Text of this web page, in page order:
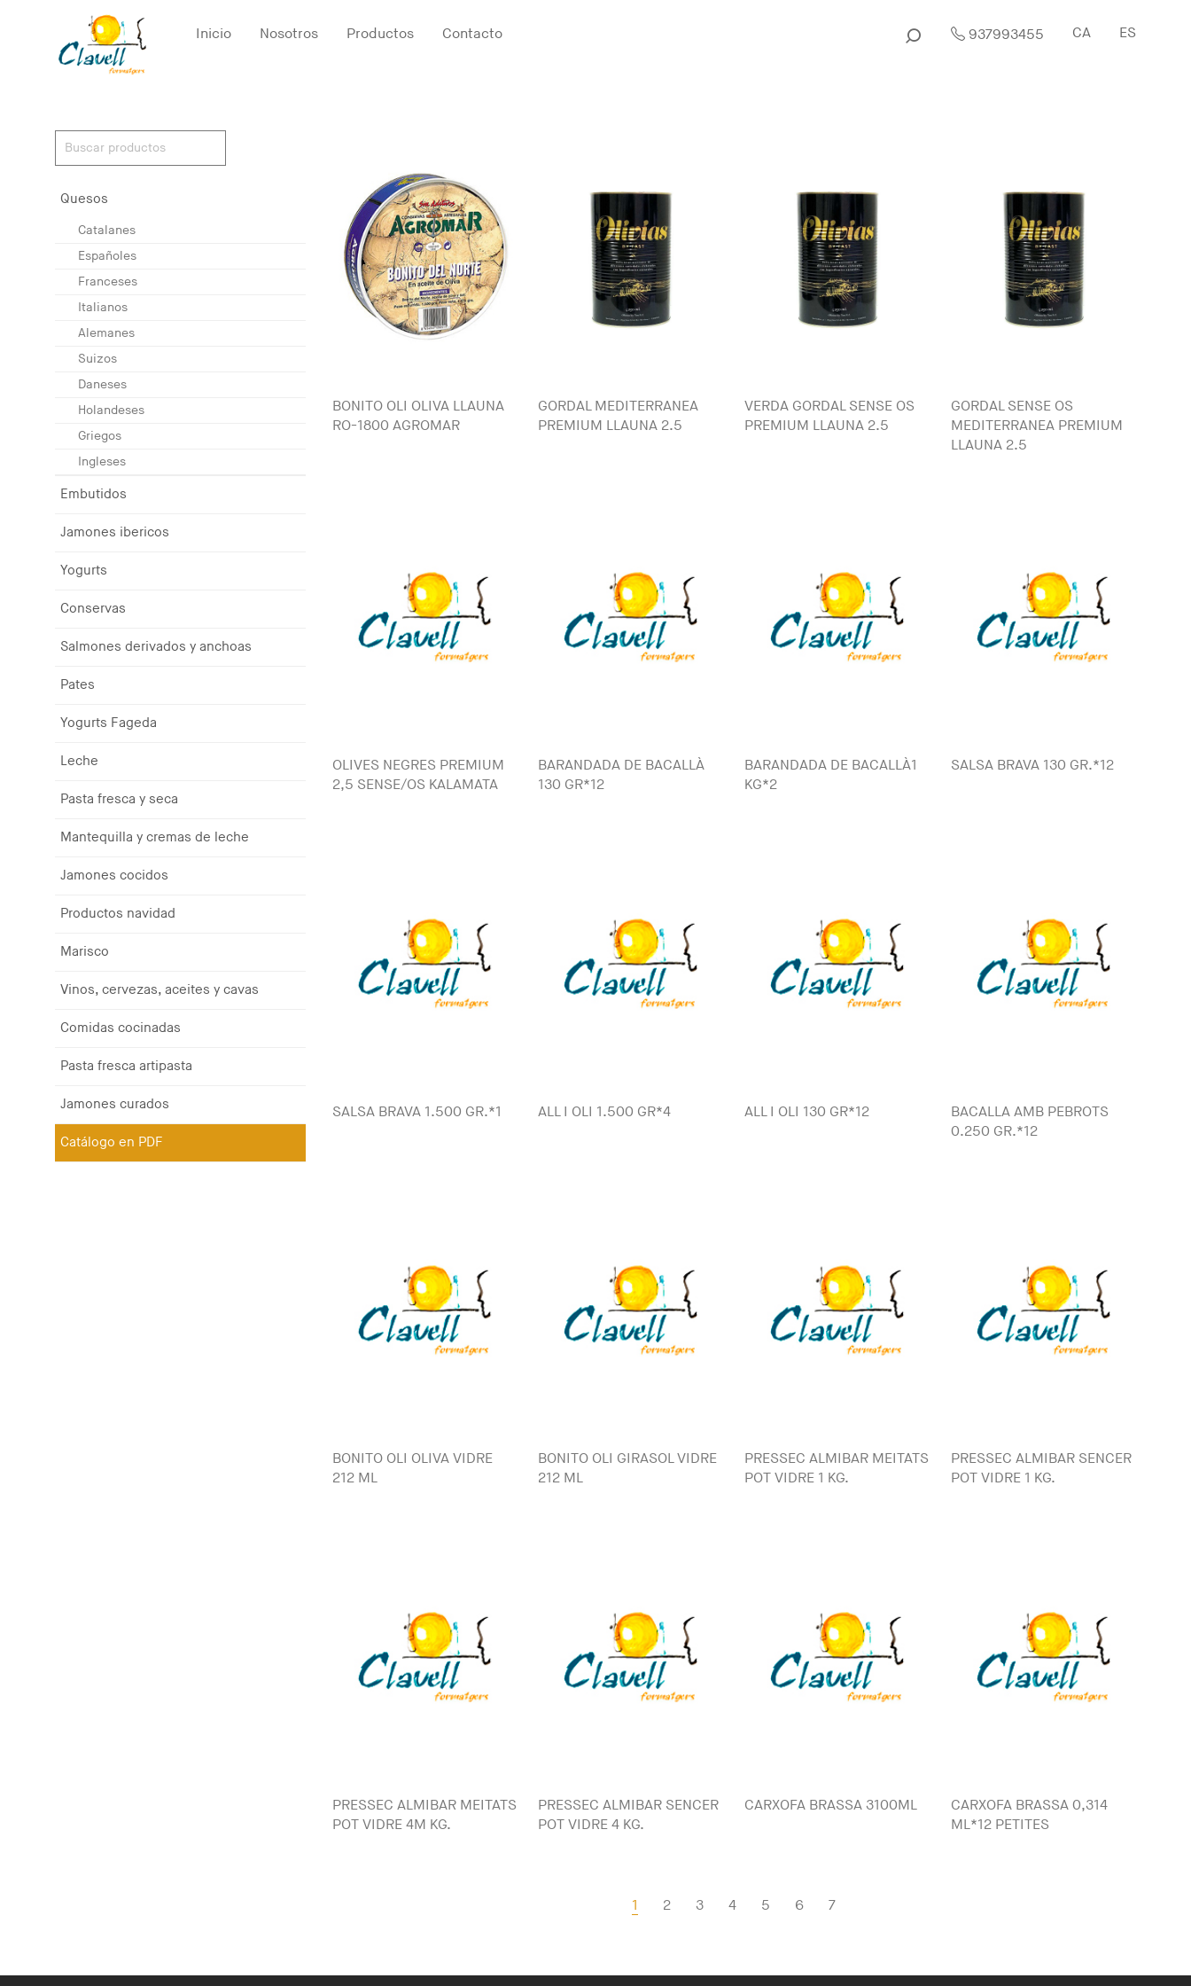
Inicio Nosotros Productos Contacto 937993455 CA ES
Quesos
Catalanes
Españoles
Franceses
Italianos
Alemanes
Suizos
Daneses
Holandeses
Griegos
Ingleses
Embutidos
Jamones ibericos
Yogurts
Conservas
Salmones derivados y anchoas
Pates
Yogurts Fageda
Leche
Pasta fresca y seca
Mantequilla y cremas de leche
Jamones cocidos
Productos navidad
Marisco
Vinos, cervezas, aceites y cavas
Comidas cocinadas
Pasta fresca artipasta
Jamones curados
Catálogo en PDF
BONITO OLI OLIVA LLAUNA
RO-1800 AGROMAR
GORDAL MEDITERRANEA
PREMIUM LLAUNA 2.5
VERDA GORDAL SENSE OS
PREMIUM LLAUNA 2.5
GORDAL SENSE OS
MEDITERRANEA PREMIUM
LLAUNA 2.5
OLIVES NEGRES PREMIUM
2,5 SENSE/OS KALAMATA
BARANDADA DE BACALLÀ
130 GR*12
BARANDADA DE BACALLÀ1
KG*2
SALSA BRAVA 130 GR.*12
SALSA BRAVA 1.500 GR.*1 ALL I OLI 1.500 GR*4 ALL I OLI 130 GR*12
BACALLA AMB PEBROTS
0.250 GR.*12
BONITO OLI OLIVA VIDRE
212 ML
BONITO OLI GIRASOL VIDRE
212 ML
PRESSEC ALMIBAR MEITATS
POT VIDRE 1 KG.
PRESSEC ALMIBAR SENCER
POT VIDRE 1 KG.
PRESSEC ALMIBAR MEITATS
POT VIDRE 4M KG.
PRESSEC ALMIBAR SENCER
POT VIDRE 4 KG.
CARXOFA BRASSA 3100ML
CARXOFA BRASSA 0,314
ML*12 PETITES
1 2 3 4 5 6 7